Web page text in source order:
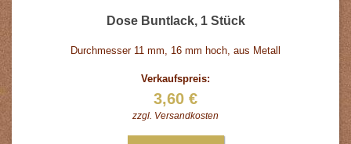
Dose Buntlack, 1 Stück
Durchmesser 11 mm, 16 mm hoch, aus Metall
Verkaufspreis:
3,60 €
zzgl. Versandkosten